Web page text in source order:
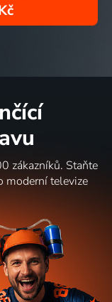
zákazníků. Staňte
moderní televize